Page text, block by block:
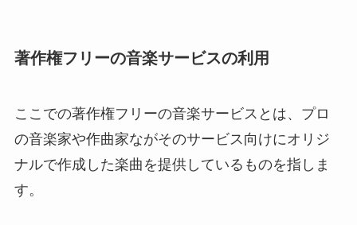
著作権フリーの音楽サービスの利用
ここでの著作権フリーの音楽サービスとは、プロ
の音楽家や作曲家ながそのサービス向けにオリジ
ナルで作成した楽曲を提供しているものを指しま
す。